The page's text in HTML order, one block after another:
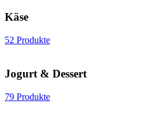
Käse
52 Produkte
Jogurt & Dessert
79 Produkte